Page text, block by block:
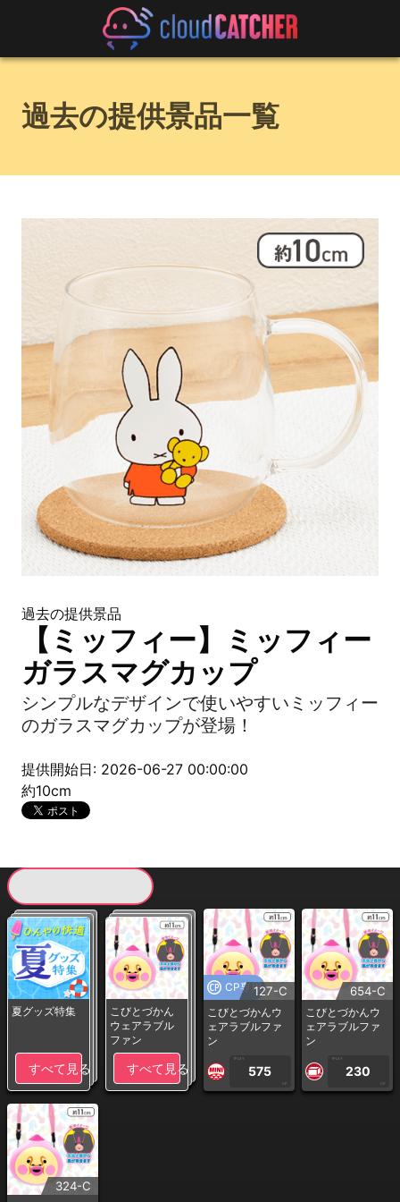
過去の提供景品一覧
過去の提供景品
【ミッフィー】ミッフィー
ガラスマグカップ
シンプルなデザインで使いやすいミッフィー
のガラスマグカップが登場！
提供開始日: 2026-06-27 00:00:00
約10cm
夏グッズ特集
すべて見る
こびとづかん
ウェアラブル
ファン
すべて見る
CP専用127-C
こびとづかんウ
ェアラブルファ
ン
1PLAY
575
CP
654-C
こびとづかんウ
ェアラブルファ
ン
1PLAY
230
CP
324-C